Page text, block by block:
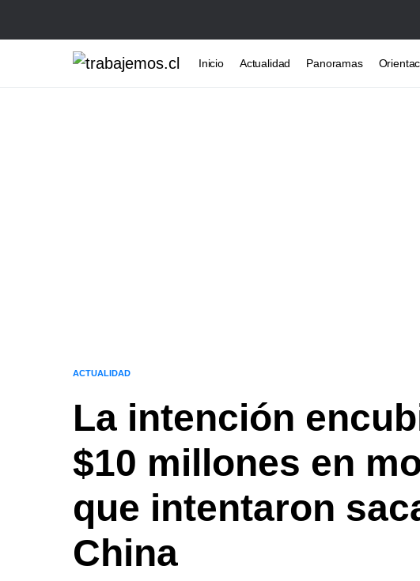
Inicio Actualidad Panoramas
ACTUALIDAD
La intención
$10 millones en
que intentaron
China